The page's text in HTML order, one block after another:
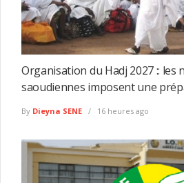
Organisation du Hadj 2027 :: les
saoudiennes imposent une
By Dieyna SENE 16 heures ago